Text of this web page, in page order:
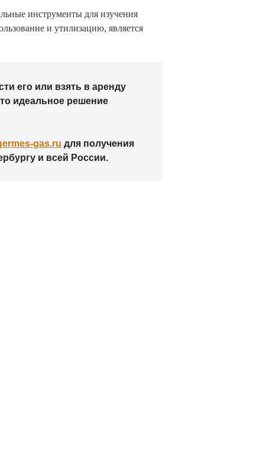
инструменты для изучения
и утилизацию, является
его или взять в аренду
идеальное решение
gas.ru для получения
и всей России.